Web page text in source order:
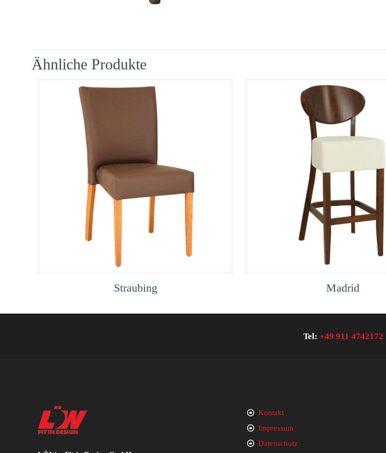
Ähnliche Produkte
Straubing Madrid
Tel: +49 911 4742172
Kontakt
Impressum
Datenschutz